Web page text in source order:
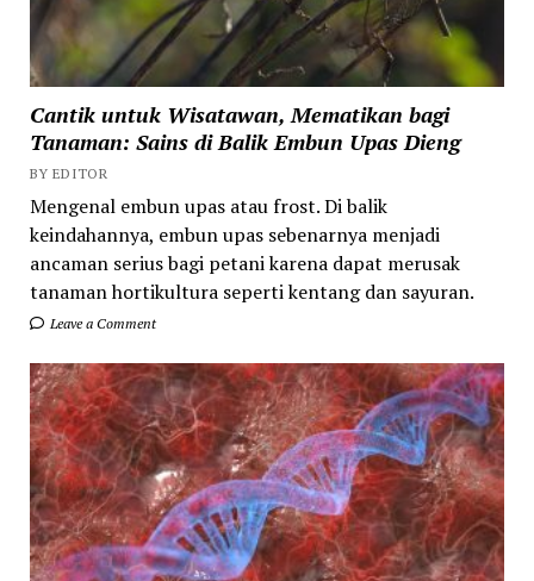
Cantik untuk Wisatawan, Mematikan bagi
Tanaman: Sains di Balik Embun Upas Dieng
BY EDITOR
Mengenal embun upas atau frost. Di balik
keindahannya, embun upas sebenarnya menjadi
ancaman serius bagi petani karena dapat merusak
tanaman hortikultura seperti kentang dan sayuran.
Leave a Comment